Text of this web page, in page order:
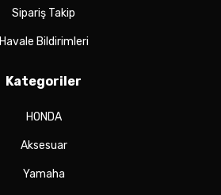
Sipariş Takip
Havale Bildirimleri
Kategoriler
HONDA
Aksesuar
Yamaha